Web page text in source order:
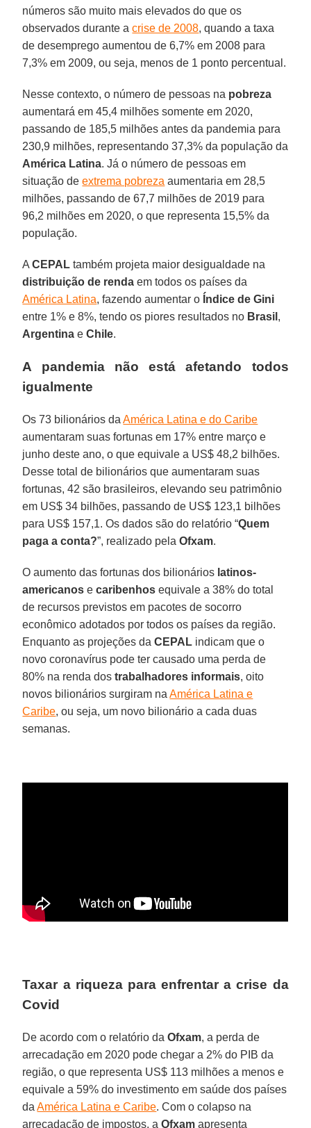
números são muito mais elevados do que os
observados durante acrise de 2008, quando a taxa
de desemprego aumentou de 6,7% em 2008 para
7,3% em 2009, ou seja, menos de 1 ponto percentual.
Nesse contexto, o número de pessoas na pobreza
aumentará em 45,4 milhões somente em 2020,
passando de 185,5 milhões antes da pandemia para
230,9 milhões, representando 37,3% da população da
América Latina. Já o número de pessoas em
situação deextrema pobreza aumentaria em 28,5
milhões, passando de 67,7 milhões de 2019 para
96,2 milhões em 2020, o que representa 15,5% da
população.
ACEPAL também projeta maior desigualdade na
distribuição de renda em todos os países da
América Latina, fazendo aumentar o Índice de Gini
entre 1% e 8%, tendo os piores resultados no Brasil ,
Argentina eChile.
A pandemia não está afetando todos
igualmente
Os 73 bilionários daAmérica Latina e do Caribe
aumentaram suas fortunas em 17% entre março e
junho deste ano, o que equivale a US$ 48,2 bilhões.
Desse total de bilionários que aumentaram suas
fortunas, 42 são brasileiros, elevando seu patrimônio
em US$ 34 bilhões, passando de US$ 123,1 bilhões
para US$ 157,1. Os dados são do relatório “Quem
paga a conta?”, realizado pelaOfxam.
O aumento das fortunas dos bilionários latinos-
americanos ecaribenhos equivale a 38% do total
de recursos previstos em pacotes de socorro
econômico adotados por todos os países da região.
Enquanto as projeções da CEPAL indicam que o
novo coronavírus pode ter causado uma perda de
80% na renda dostrabalhadores informais, oito
novos bilionários surgiram naAmérica Latina e
Caribe, ou seja, um novo bilionário a cada duas
semanas.
Taxar a riqueza para enfrentar a crise da
Covid
De acordo com o relatório daOfxam, a perda de
arrecadação em 2020 pode chegar a 2% do PIB da
região, o que representa US$ 113 milhões a menos e
equivale a 59% do investimento em saúde dos países
daAmérica Latina e Caribe. Com o colapso na
arrecadação de impostos, aOfxam apresenta